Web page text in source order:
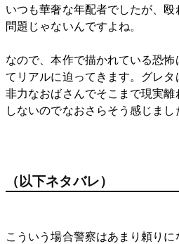
いつも華奢な年配者でしたが、
問題じゃないんですよね。
なので、本作で描かれている恐
てリアルに迫ってきます。グレ
非力なおばさんでそこまで現実
しないのでなおさらそう感じまし
（以下ネタバレ）
こういう場合警察はあまり頼り